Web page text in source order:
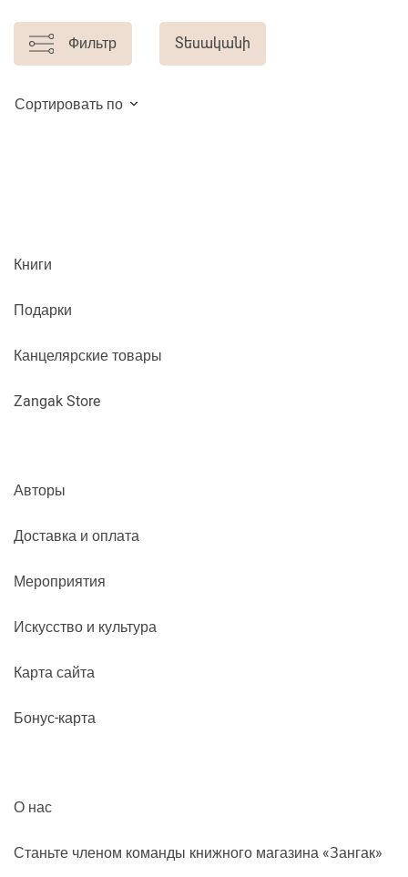
Фильтр Տեսականի
Сортировать по
Книги
Подарки
Канцелярские товары
Zangak Store
Авторы
Доставка и оплата
Мероприятия
Искусство и культура
Карта сайта
Бонус-карта
О нас
Станьте членом команды книжного магазина «Зангак»